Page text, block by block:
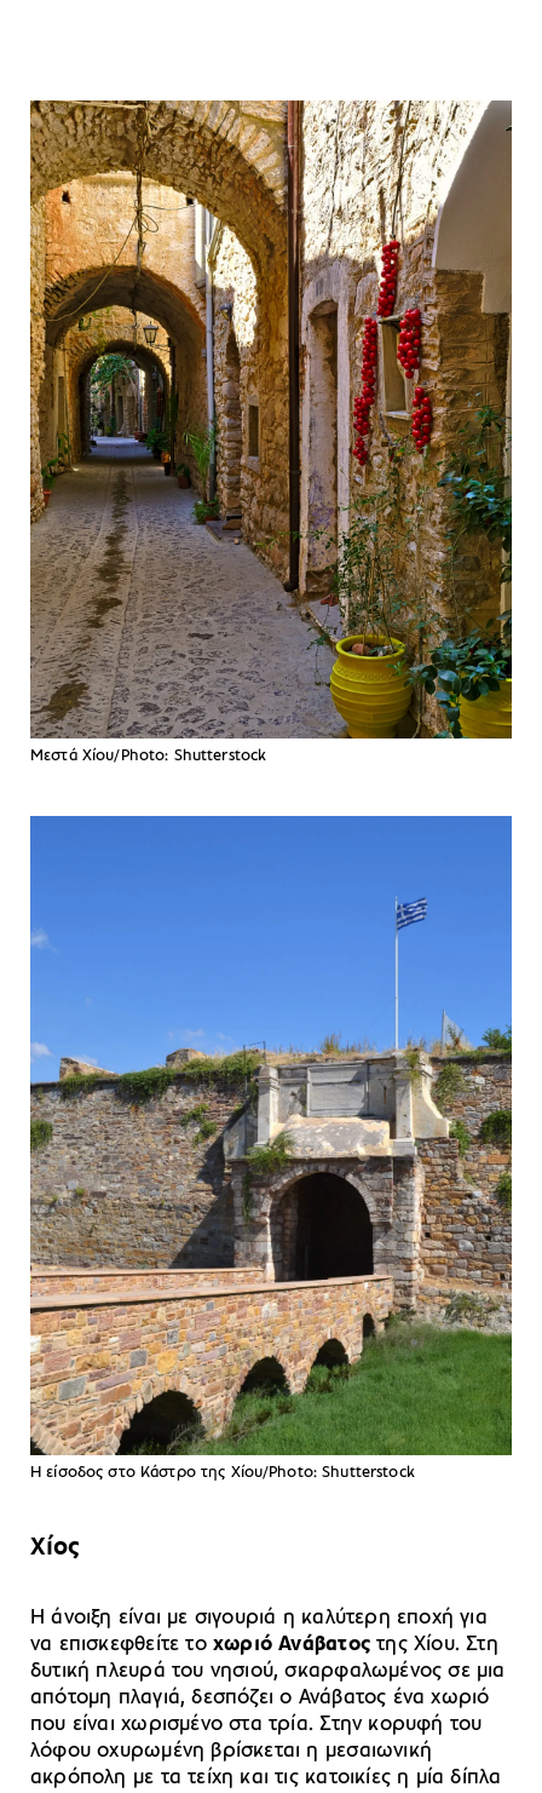
Μεστά Χίου/Photo: Shutterstock
Η είσοδος στο Κάστρο της Χίου/Photo: Shutterstock
Χίος
Η άνοιξη είναι με σιγουριά η καλύτερη εποχή για
να επισκεφθείτε το χωριό Ανάβατοςτης Χίου. Στη
δυτική πλευρά του νησιού, σκαρφαλωμένος σε μια
απότομη πλαγιά, δεσπόζει ο Ανάβατος ένα χωριό
που είναι χωρισμένο στα τρία. Στην κορυφή του
λόφου οχυρωμένη βρίσκεται η μεσαιωνική
ακρόπολη με τα τείχη και τις κατοικίες η μία δίπλα